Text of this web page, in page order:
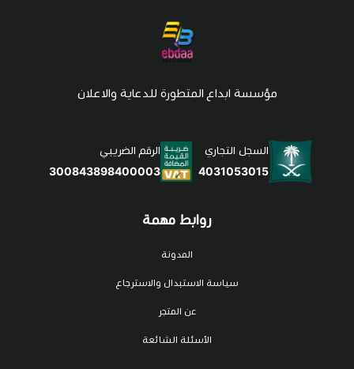
روابط مهمة
المدونة
سياسة الاستبدال والاسترجاع
عن المتجر
الأسئلة الشائعة
مؤسسة ابداع المتطورة للدعاية والاعلان
السجل التجاري
4031053015
الرقم الضريبي
300843898400003